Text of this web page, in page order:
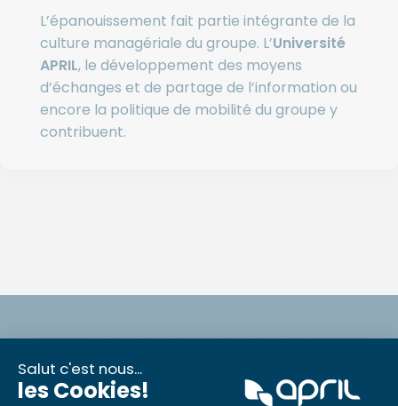
L’épanouissement fait partie intégrante de la
culture managériale du groupe. L’Université
APRIL, le développement des moyens
d’échanges et de partage de l’information ou
encore la politique de mobilité du groupe y
contribuent.